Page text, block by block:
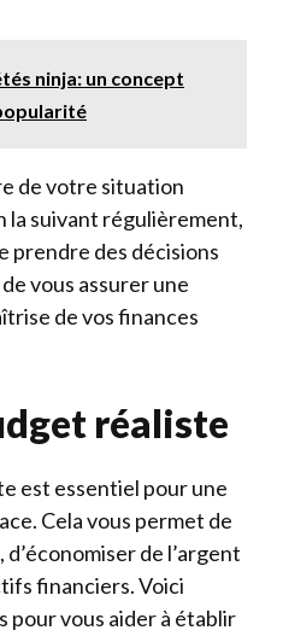
ninja: un concept
de votre situation
la suivant régulièrement,
prendre des décisions
vous assurer une
de vos finances
réaliste
est essentiel pour une
Cela vous permet de
de l’argent
financiers. Voici
pour vous aider à établir